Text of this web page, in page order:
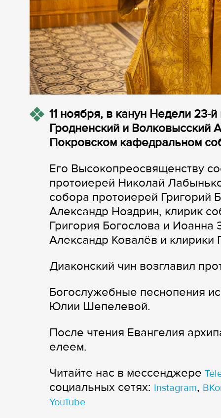
11 ноября, в канун Недели 23-
Гродненский и Волковысский
Покровском кафедральном
Его Высокопреосвященству
протоиерей Николай
собора протоиерей Григорий
Александр Ноздрин, клирик
Григория Богослова и Иоанна
Александр Ковалёв и клирики
Диаконский чин возглавил
Богослужебные песнопения
Юлии Шепелевой.
После чтения Евангелия
елеем.
Читайте нас в мессенджере
cоциальных сетях: Instagram,
YouTube